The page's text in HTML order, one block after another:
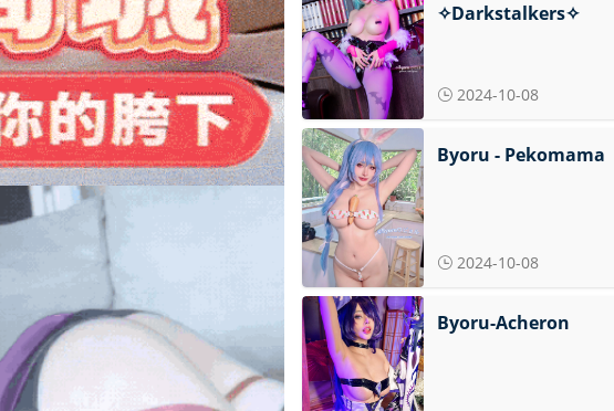
✧Darkstalkers✧
2024-10-08
Byoru - Pekomama
2024-10-08
Byoru-Acheron